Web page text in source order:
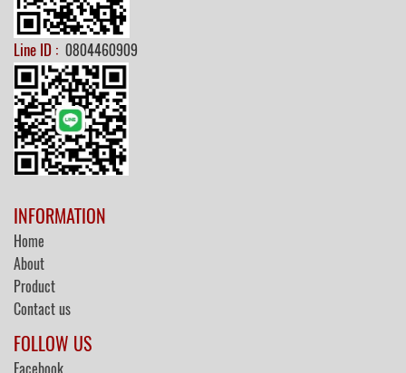
Line ID : 0804460909
INFORMATION
Home
About
Product
Contact us
FOLLOW US
Facebook